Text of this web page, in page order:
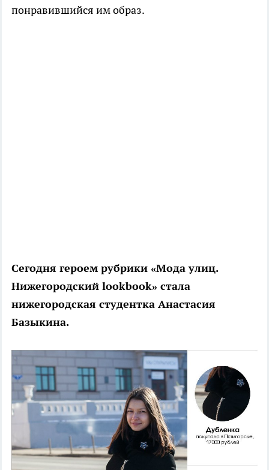
понравившийся им образ.
Сегодня героем рубрики «Мода улиц.
Нижегородский lookbook» стала
нижегородская студентка Анастасия
Базыкина.